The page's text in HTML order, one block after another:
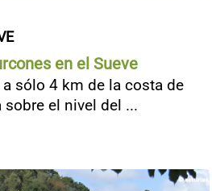
en el Sueve
a sólo 4 km de la costa de
sobre el nivel del ...